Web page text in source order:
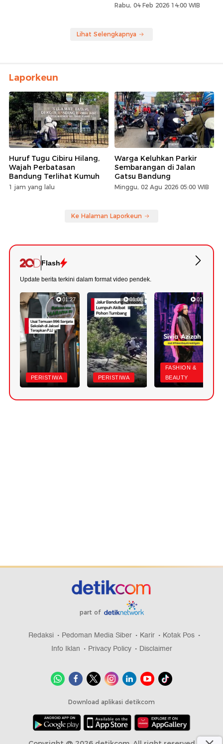
Rabu, 04 Feb 2026 14:00 WIB
Lihat Selengkapnya
Laporkeun
Huruf Tugu Cibiru Hilang,
Wajah Perbatasan
Bandung Terlihat Kumuh
1 jam yang lalu
Warga Keluhkan Parkir
Sembarangan di Jalan
Gatsu Bandung
Minggu, 02 Agu 2026 05:00 WIB
Ke Halaman Laporkeun
Flash
Update berita terkini dalam format video pendek.
01:27
PERISTIWA
01:08
PERISTIWA
01:32
FASHION &
BEAUTY
part of
Redaksi Pedoman Media Siber Karir
Kotak Pos
Info Iklan
Privacy Policy Disclaimer
Download aplikasi detikcom